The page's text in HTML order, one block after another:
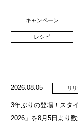
キャンペーン
レシピ
2026.08.05 リリ
3年ぶりの登場！スタ
2026」を8月5日より